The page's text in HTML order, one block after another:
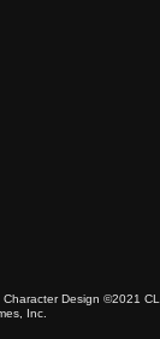
Design ©2021
Inc.